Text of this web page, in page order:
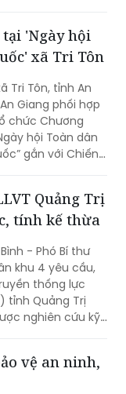
lối đi. Tuy nhiên,
trực nỗi lo sạt lở,
'Ngày hội
xã Tri Tôn
Tri Tôn, tỉnh An
Giang phối hợp
chức Chương
hội Toàn dân
gắn với Chiến
Quảng Trị
tính kế thừa
- Phó Bí thư
khu 4 yêu cầu,
thống lực
tỉnh Quảng Trị
nghiên cứu kỹ
vệ an ninh,